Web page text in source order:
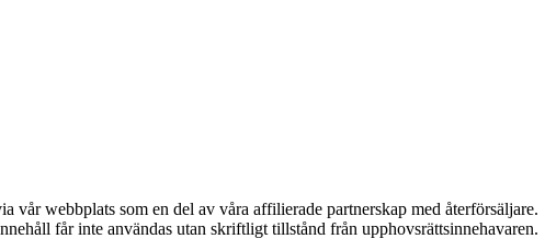
webbplats som en del av våra affilierade partnerskap med återförsäljare.
får inte användas utan skriftligt tillstånd från upphovsrättsinnehavaren.